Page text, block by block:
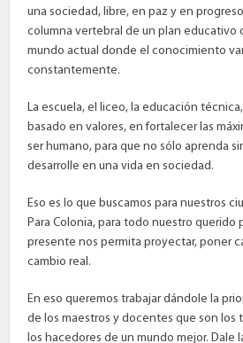
una sociedad, libre, en paz y en
columna vertebral de un plan educativo
mundo actual donde el conocimiento
constantemente.
La escuela, el liceo, la educación
basado en valores, en fortalecer las
ser humano, para que no sólo aprenda
desarrolle en una vida en sociedad.
Eso es lo que buscamos para nuestros
Para Colonia, para todo nuestro querido
presente nos permita proyectar, poner
cambio real.
En eso queremos trabajar dándole la
de los maestros y docentes que son los
los hacedores de un mundo mejor. Dale